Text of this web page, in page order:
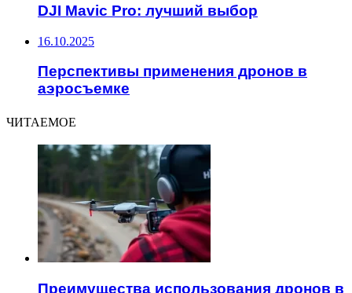
DJI Mavic Pro: лучший выбор
16.10.2025
Перспективы применения дронов в
аэросъемке
ЧИТАЕМОЕ
Преимущества использования дронов в